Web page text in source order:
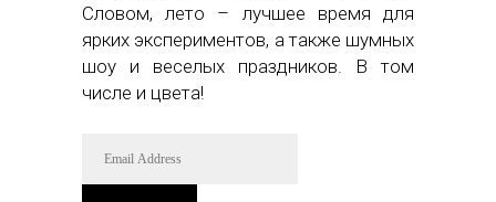
Словом, лето – лучшее время для
ярких экспериментов, а также шумных
шоу и веселых праздников. В том
числе и цвета!